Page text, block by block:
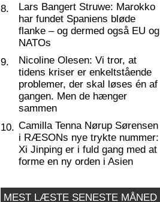
8.
Lars Bangert Struwe: Marokko
har fundet Spaniens bløde
flanke – og dermed også EU og
NATOs
9.
Nicoline Olesen: Vi tror, at
tidens kriser er enkeltstående
problemer, der skal løses én af
gangen. Men de hænger
sammen
10. Camilla Tenna Nørup Sørensen
i RÆSONs nye trykte nummer:
Xi Jinping er i fuld gang med at
forme en ny orden i Asien
MEST LÆSTE SENESTE MÅNED